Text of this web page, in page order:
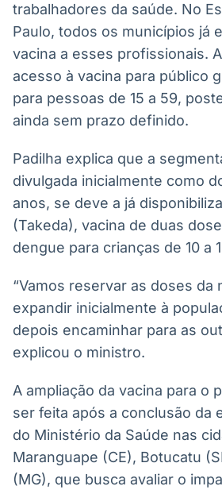
para
Tecnologia
A
trabalhadores da saúde. No
Paulo, todos os municípios já
vacina a esses profissionais.
acesso à vacina para público
para pessoas de 15 a 59,
ainda sem prazo definido.
Padilha explica que a
divulgada inicialmente como
anos, se deve a já
(Takeda), vacina de duas
dengue para crianças de 10 a
“Vamos reservar as doses da
expandir inicialmente à
depois encaminhar para as
explicou o ministro.
A ampliação da vacina para o
ser feita após a conclusão da
do Ministério da Saúde nas
Maranguape (CE), Botucatu
(MG), que busca avaliar o